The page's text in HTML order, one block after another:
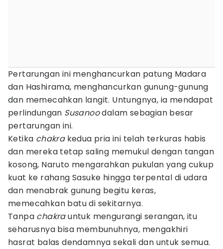
Pertarungan ini menghancurkan patung Madara
dan Hashirama, menghancurkan gunung-gunung
dan memecahkan langit. Untungnya, ia mendapat
perlindungan Susanoodalam sebagian besar
pertarungan ini.
Ketika chakrakedua pria ini telah terkuras habis
dan mereka tetap saling memukul dengan tangan
kosong, Naruto mengarahkan pukulan yang cukup
kuat ke rahang Sasuke hingga terpental di udara
dan menabrak gunung begitu keras,
memecahkan batu di sekitarnya.
Tanpa chakrauntuk mengurangi serangan, itu
seharusnya bisa membunuhnya, mengakhiri
hasrat balas dendamnya sekali dan untuk semua.